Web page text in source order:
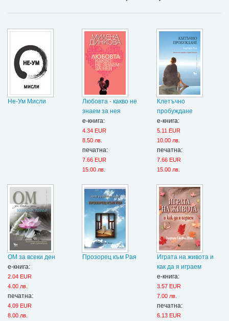
Не-Ум Мисли
Любовта - какво не
знаем за нея
е-книга:
4.34 EUR
8.50 лв.
печатна:
7.66 EUR
15.00 лв.
Клетъчно
пробуждане
е-книга:
5.11 EUR
10.00 лв.
печатна:
7.66 EUR
15.00 лв.
ОМ за всеки ден
е-книга:
2.04 EUR
4.00 лв.
печатна:
4.09 EUR
8.00 лв.
Прозорец към Рая
Играта на живота и
как да я играем
е-книга:
3.57 EUR
7.00 лв.
печатна:
6.13 EUR